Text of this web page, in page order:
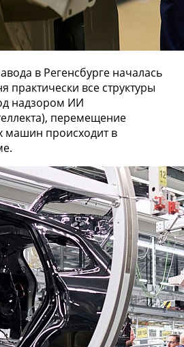
в Регенсбурге началась
практически все структуры
надзором ИИ
перемещение
машин происходит в